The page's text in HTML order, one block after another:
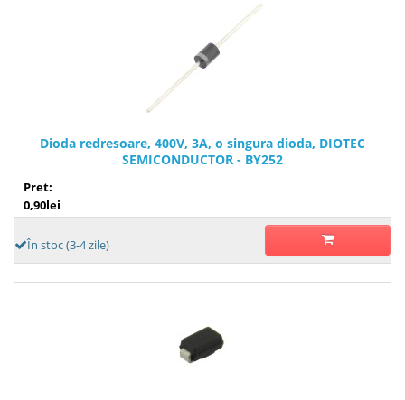
Dioda redresoare, 400V, 3A, o singura dioda, DIOTEC
SEMICONDUCTOR - BY252
Pret:
0,90lei
În stoc (3-4 zile)